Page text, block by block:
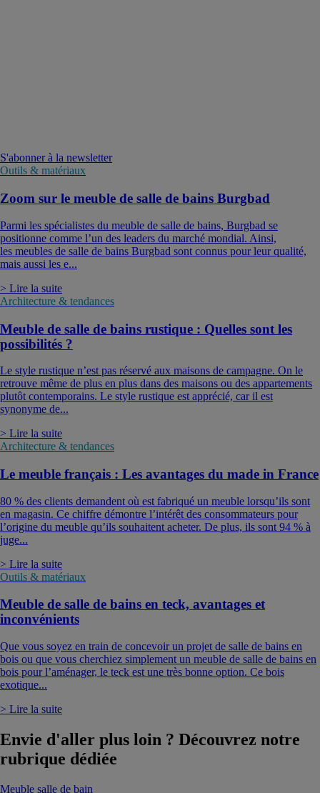
S'abonner à la newsletter
Outils & matériaux
Zoom sur le meuble de salle de bains Burgbad
Parmi les spécialistes du meuble de salle de bains, Burgbad se
positionne comme l’un des leaders du marché mondial. Ainsi,
les meubles de salle de bains Burgbad sont connus pour leur qualité,
mais aussi les e...
> Lire la suite
Architecture & tendances
Meuble de salle de bains rustique : Quelles sont les
possibilités ?
Le style rustique n’est pas réservé aux maisons de campagne. On le
retrouve même de plus en plus dans des maisons ou des appartements
plutôt contemporains. Le style rustique est apprécié, car il est
synonyme de...
> Lire la suite
Architecture & tendances
Le meuble français : Les avantages du made in France
80 % des clients demandent où est fabriqué un meuble lorsqu’ils sont
en magasin. Ce chiffre démontre l’intérêt des consommateurs pour
l’origine du meuble qu’ils souhaitent acheter. De plus, ils sont 94 % à
juge...
> Lire la suite
Outils & matériaux
Meuble de salle de bains en teck, avantages et
inconvénients
Que vous soyez en train de concevoir un projet de salle de bains en
bois ou que vous cherchiez simplement un meuble de salle de bains en
bois pour l’aménager, le teck est une très bonne option. Ce bois
exotique...
> Lire la suite
Envie d'aller plus loin ? Découvrez notre
rubrique dédiée
Meuble salle de bain